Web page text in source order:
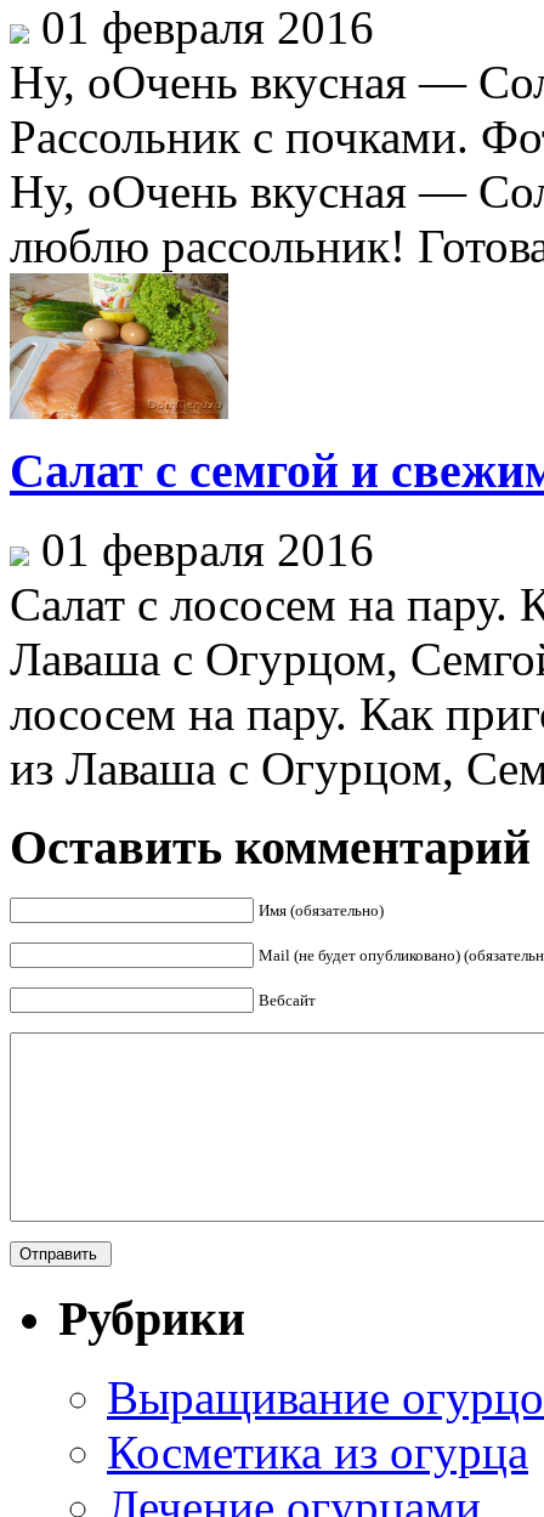
01 февраля 2016
Ну, оОчень вкусная —
Рассольник с почками.
Ну, оОчень вкусная —
люблю рассольник!
Салат с семгой и
01 февраля 2016
Салат с лососем на пару.
Лаваша с Огурцом,
лососем на пару. Как
из Лаваша с Огурцом,
Оставить комментарий
Имя (обязательно)
Mail (не будет опубликовано)
Вебсайт
Рубрики
Выращивание
Косметика из огурца
Лечение огурцами